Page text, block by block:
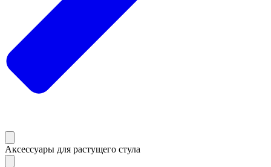
Аксессуары для растущего стула